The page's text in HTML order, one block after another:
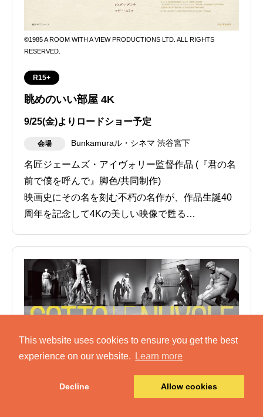
This website uses cookies to ensure you get the best
experience on our website.
Learn more
Decline Allow cookies
©1985 A ROOM WITH A VIEW PRODUCTIONS LTD. ALL RIGHTS
RESERVED.
R15+
眺めのいい部屋 4K
9/25(金)よりロードショー予定
会場 Bunkamuraル・シネマ 渋谷宮下
名匠ジェームズ・アイヴォリー監督作品 (『君の名
前で僕を呼んで』脚色/共同制作)
映画史にその名を刻む不朽の名作が、作品生誕40
周年を記念して4Kの美しい映像で甦る…